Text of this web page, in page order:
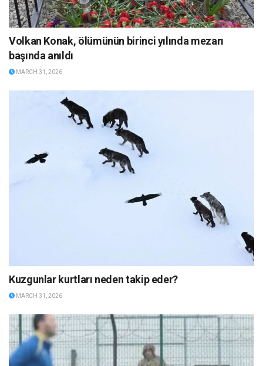
Volkan Konak, ölümünün birinci yılında mezarı
başında anıldı
MARCH 31, 2026
Kuzgunlar kurtları neden takip eder?
MARCH 31, 2026